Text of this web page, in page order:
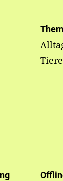
Tiere